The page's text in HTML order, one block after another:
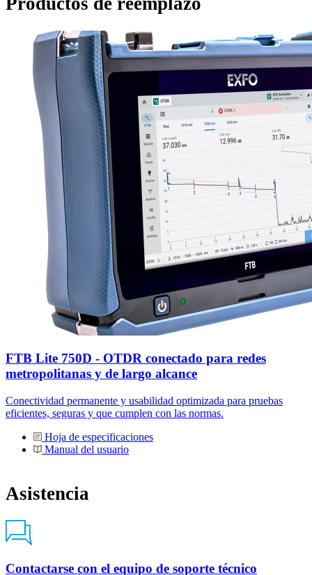
FTB Lite 750D - OTDR conectado para redes
metropolitanas y de largo alcance
Conectividad permanente y usabilidad optimizada para pruebas
eficientes, seguras y que cumplen con las normas.
Hoja de especificaciones
Manual del usuario
Asistencia
Contactarse con el equipo de soporte técnico